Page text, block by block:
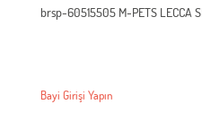
brsp-60515505 M-PETS LECCA
Bayi Girişi Yapın